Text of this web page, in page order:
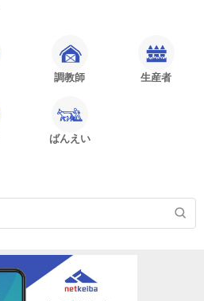
調教師 生産者
ばんえい